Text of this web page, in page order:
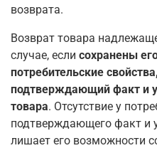
возврата.
Возврат товара
случае, если сохранены
потребительские
подтверждающий факт и
товара. Отсутствие у
подтверждающего факт и
лишает его возможности